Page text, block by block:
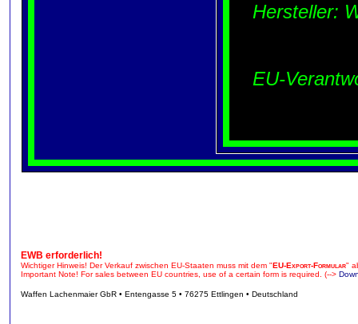
Hersteller:
EU-
EWB erforderlich!
Wichtiger Hinweis! Der Verkauf zwischen EU-Staaten muss mit dem "EU-Export-Formular"
Important Note! For sales between EU countries, use of a certain form is required. (-->
Waffen Lachenmaier GbR • Entengasse 5 • 76275 Ettlingen • Deutschland